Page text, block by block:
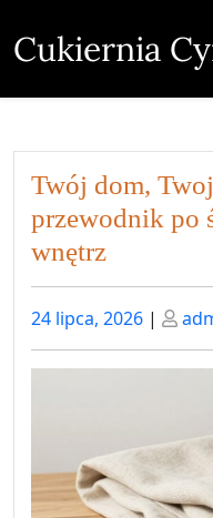
to
content
Cukiernia
Twój dom,
przewodnik po
wnętrz
Posted
on
24 lipca, 2026 |
on